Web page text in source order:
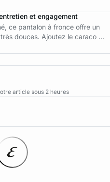
et engagement
ce pantalon à fronce offre un
douces. Ajoutez le caraco ...
article sous 2 heures